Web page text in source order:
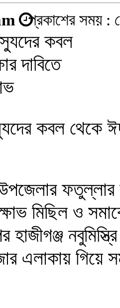
প্রকাশের সময় :
কবল থেকে
মিছিল ও
হাজীগঞ্জ
এলাকায় গিয়ে